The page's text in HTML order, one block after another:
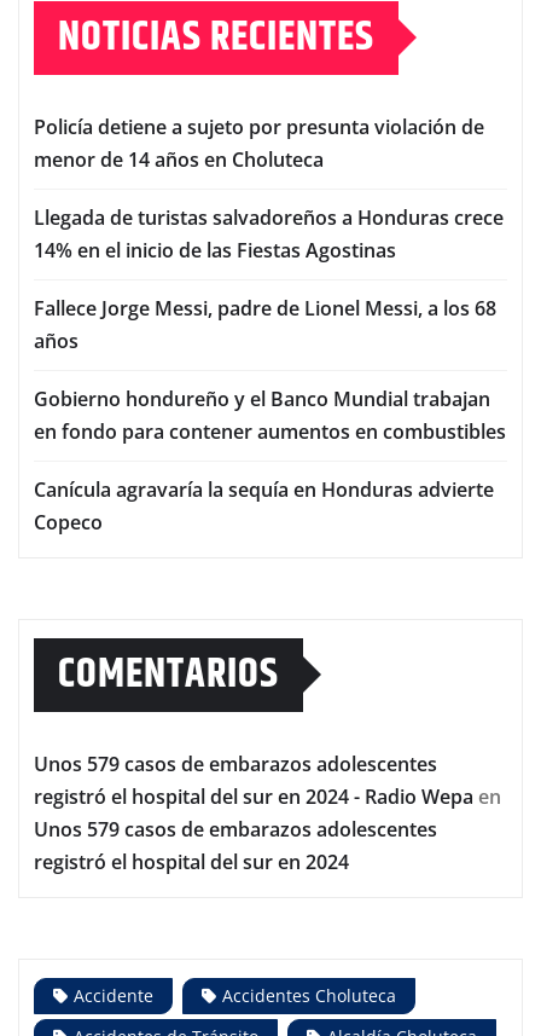
NOTICIAS RECIENTES
Policía detiene a sujeto por presunta violación de
menor de 14 años en Choluteca
Llegada de turistas salvadoreños a Honduras crece
14% en el inicio de las Fiestas Agostinas
Fallece Jorge Messi, padre de Lionel Messi, a los 68
años
Gobierno hondureño y el Banco Mundial trabajan
en fondo para contener aumentos en combustibles
Canícula agravaría la sequía en Honduras advierte
Copeco
COMENTARIOS
Unos 579 casos de embarazos adolescentes
registró el hospital del sur en 2024 - Radio Wepa en
Unos 579 casos de embarazos adolescentes
registró el hospital del sur en 2024
Accidente
Accidentes Choluteca